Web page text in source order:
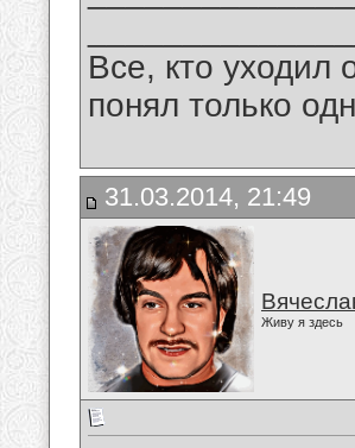
Все, кто уходил
понял только
31.03.2014, 21:49
Живу я здесь